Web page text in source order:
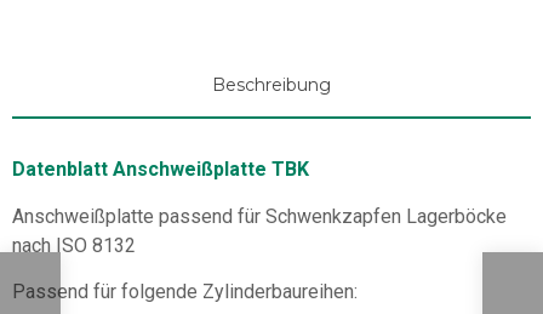
Beschreibung
Datenblatt Anschweißplatte TBK
Anschweißplatte passend für Schwenkzapfen Lagerböcke
nach ISO 8132
Passend für folgende Zylinderbaureihen: